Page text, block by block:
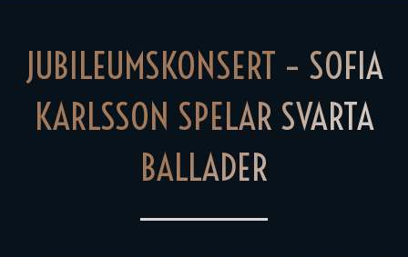
JUBILEUMSKONSERT – SOFIA
KARLSSON SPELAR SVARTA
BALLADER